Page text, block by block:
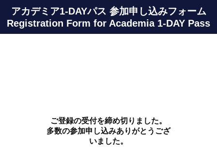
アカデミア1-DAYパス 参加申し込みフォーム
Registration Form for Academia 1-DAY Pass
ご登録の受付を締め切りました。
多数の参加申し込みありがとうござ
いました。